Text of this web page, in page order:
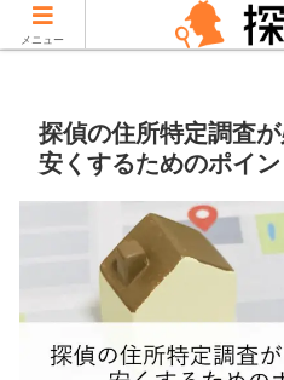
当サイトはPR
探偵の住所特定調査
安くするためのポイ
メニュー